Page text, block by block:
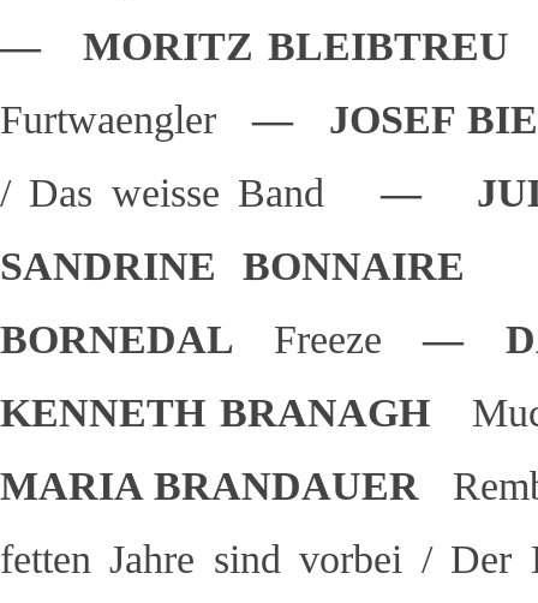
— MORITZ
Furtwaengler
— JOSEF
/ Das weisse Band
—
SANDRINE
BORNEDAL Freeze
—
KENNETH BRANAGH
MARIA BRANDAUER
fetten Jahre sind vorbei /